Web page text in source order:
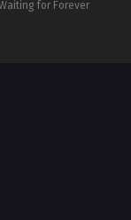
for Forever